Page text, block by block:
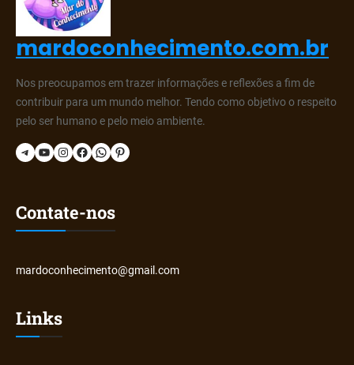
mardoconhecimento.com.br
Nos preocupamos em trazer informações e reflexões a fim de
contribuir para um mundo melhor. Tendo como objetivo o respeito
pelo ser humano e pelo meio ambiente.
Telegram YouTube Instagram Facebook WhatsApp Pinterest
Contate-nos
mardoconhecimento@gmail.com
Links